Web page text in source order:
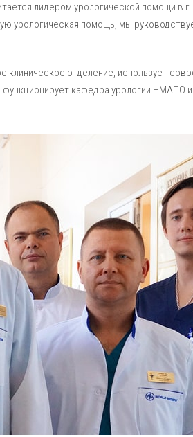
лидером урологической помощи в
урологическая помощь, мы
клиническое отделение, использует
кафедра урологии НМАПО